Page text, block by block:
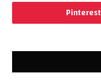
Pinterest